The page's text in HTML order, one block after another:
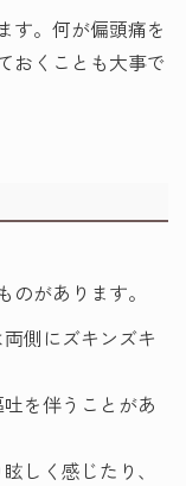
す。何が偏頭痛を
おくことも大事で
があります。
側にズキンズキ
を伴うことがあ
しく感じたり、